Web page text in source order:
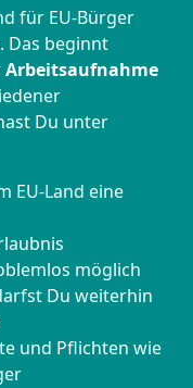
für EU-Bürger
Das beginnt
Arbeitsaufnahme
Du unter
EU-Land eine
möglich
Du weiterhin
und Pflichten wie